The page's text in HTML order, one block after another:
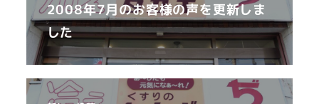
2008年7月のお客様の声を更新しま
した